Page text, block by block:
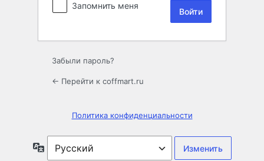
Запомнить меня
Забыли пароль?
← Перейти к coffmart.ru
Политика конфиденциальности
Язык